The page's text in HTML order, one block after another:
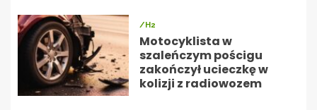
/H2
Motocyklista w
szaleńczym pościgu
zakończył ucieczkę w
kolizji z radiowozem